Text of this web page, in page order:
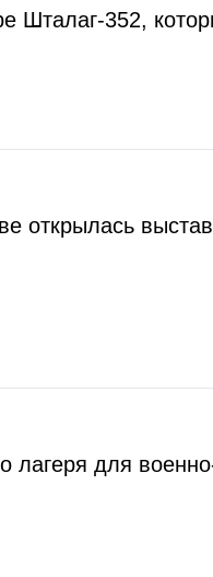
Шталаг-352,
открылась
лагеря для